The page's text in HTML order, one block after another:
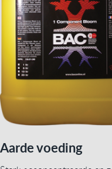
Aarde voeding